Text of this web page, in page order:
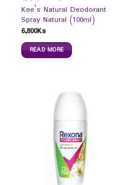
Kee’s Natural Deodorant
Spray Natural (100ml)
6,800Ks
READ MORE